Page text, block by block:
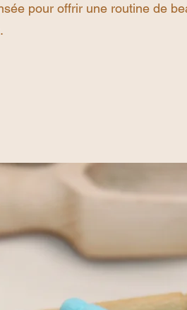
pour offrir une routine de